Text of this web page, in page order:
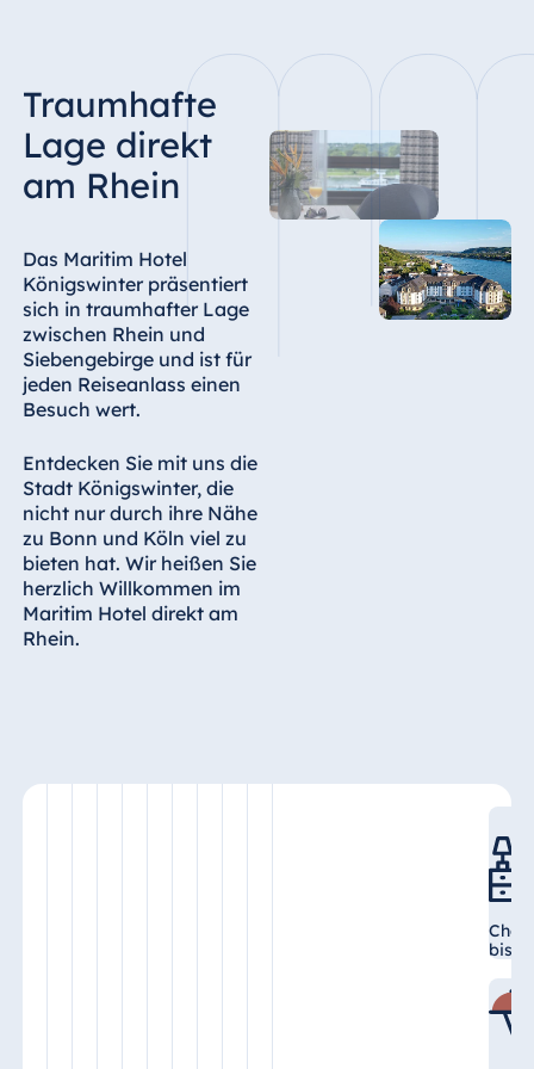
Hotel Darmstadt
Hotel Dresden
Hotel Düsseldorf
Hotel Frankfurt
Schlossgarten
Fulda
Airport Hotel
Hannover
Hotel Ingolstadt
Hotel Bellevue
Hotel Köln
Hotel
Königswinter
Hotel Magdeburg
Hotel München
TitiseeHotel
Traumhafte
Lage direkt
am Rhein
Das Maritim Hotel
Königswinter präsentiert
sich in traumhafter Lage
zwischen Rhein und
Siebengebirge und ist für
jeden Reiseanlass einen
Besuch wert.
Entdecken Sie mit uns die
Stadt Königswinter, die
nicht nur durch ihre Nähe
zu Bonn und Köln viel zu
bieten hat. Wir heißen Sie
herzlich Willkommen im
Maritim Hotel direkt am
Rhein.
bis